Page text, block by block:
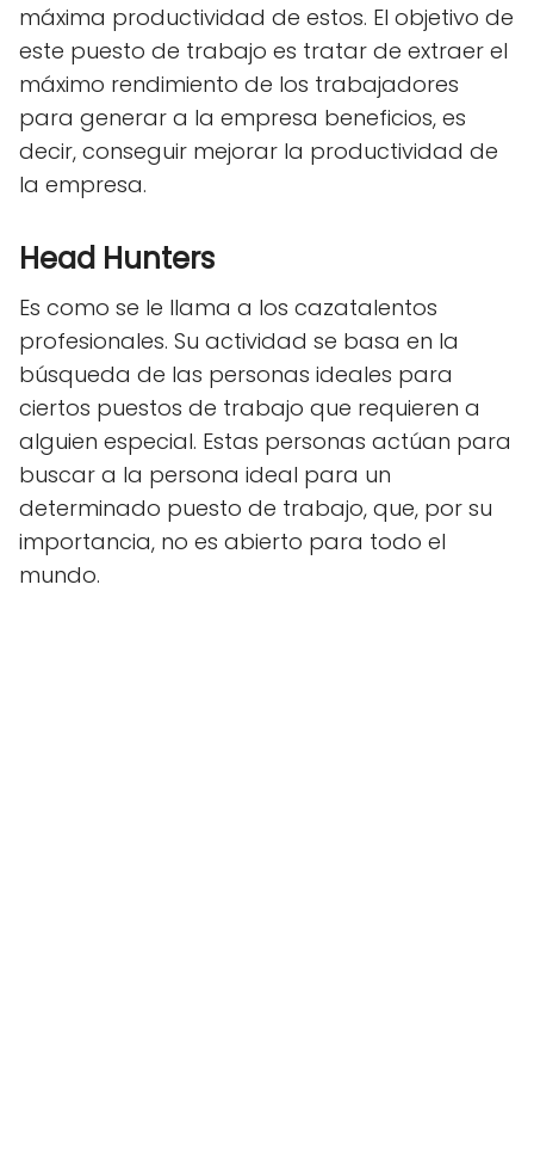
máxima productividad de estos. El objetivo de
este puesto de trabajo es tratar de extraer el
máximo rendimiento de los trabajadores
para generar a la empresa beneficios, es
decir, conseguir mejorar la productividad de
la empresa.
Head Hunters
Es como se le llama a los cazatalentos
profesionales. Su actividad se basa en la
búsqueda de las personas ideales para
ciertos puestos de trabajo que requieren a
alguien especial. Estas personas actúan para
buscar a la persona ideal para un
determinado puesto de trabajo, que, por su
importancia, no es abierto para todo el
mundo.